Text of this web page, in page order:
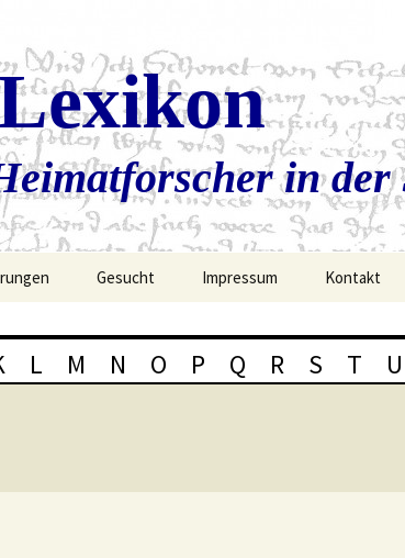
in der
Gesucht Impressum Kontakt
L M N O P Q R S T U